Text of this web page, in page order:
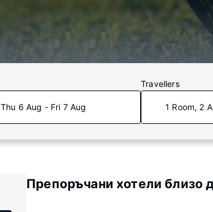
Thu 6 Aug - Fri 7 Aug
Travellers
1 Room, 2
Препоръчани хотели близо